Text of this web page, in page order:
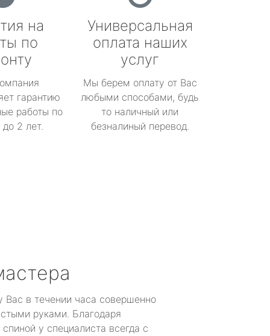
на
по
гарантию
работы по
2 лет.
Универсальная
оплата наших
услуг
Мы берем оплату от Вас
любыми способами, будь
то наличный или
безналиный перевод.
Вас в течении часа совершенно
руками. Благодаря
у специалиста всегда с